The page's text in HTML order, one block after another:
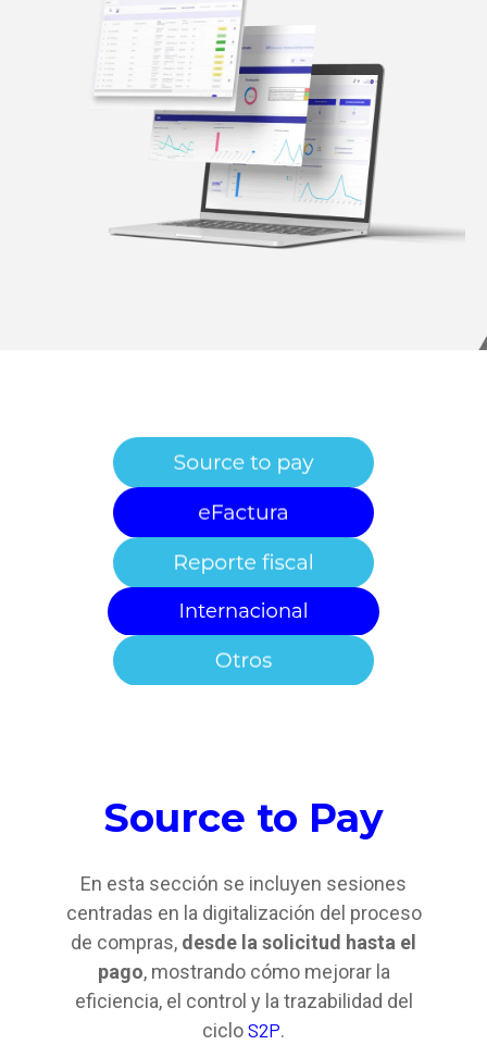
Source to Pay
En esta sección se incluyen sesiones
centradas en la digitalización del proceso
de compras, desde la solicitud hasta el
pago, mostrando cómo mejorar la
eficiencia, el control y la trazabilidad del
cicloS2P.